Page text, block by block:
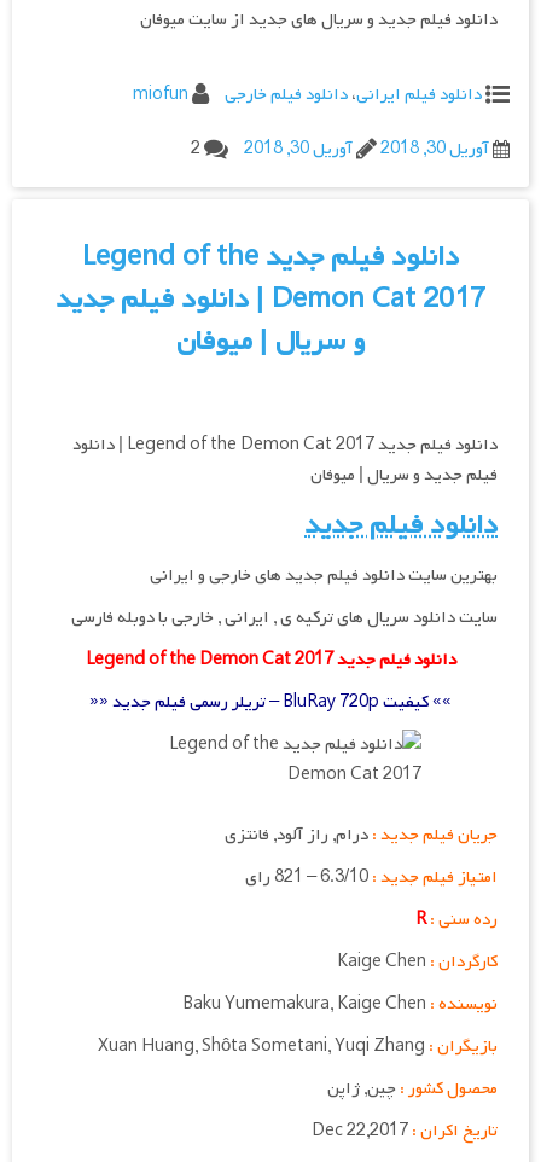
دانلود فیلم جدید و سریال های جدید از سایت میوفان
دانلود فیلم ایرانی،دانلود فیلم خارجی
miofun
آوریل 30, 2018
آوریل 30, 2018 2
دانلود فیلم جدید Legend of the
Demon Cat 2017 | دانلود فیلم جدید
و سریال | میوفان
دانلود فیلم جدید Legend of the Demon Cat 2017 | دانلود
فیلم جدید و سریال | میوفان
دانلود فیلم جدید
بهترین سایت دانلود فیلم جدید های خارجی و ایرانی
سایت دانلود سریال های ترکیه ی , ایرانی , خارجی با دوبله فارسی
دانلود فیلم جدید Legend of the Demon Cat 2017
»» کیفیت BluRay 720p – تریلر رسمی فیلم جدید ««
جریان فیلم جدید :درام, راز آلود, فانتزی
امتیاز فیلم جدید :
رده سنی :R
کارگردان :
نویسنده : Baku Yumemakura, Kaige Chen
بازیگران :
محصول کشور : چین, ژاپن
تاریخ اکران :